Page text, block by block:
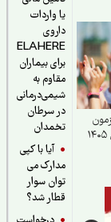
یا واردات
داروی
ELAHERE
برای بیماران
مقاوم به
شیمی‌درمانی
در سرطان
تخمدان
آیا با کپی
مدارک می
توان سوار
قطار شد؟